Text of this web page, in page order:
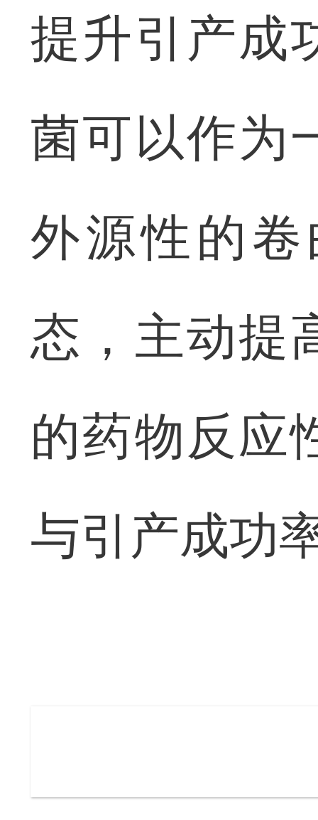
提升引产成
菌可以作为
外源性的
态，主动提
的药物反应
与引产成功